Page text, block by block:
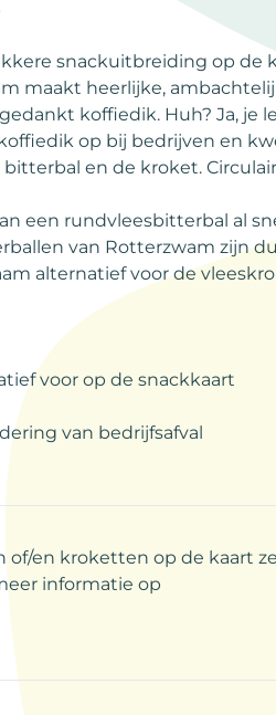
snackuitbreiding op de
maakt heerlijke,
koffiedik. Huh? Ja, je
op bij bedrijven en
en de kroket.
een rundvleesbitterbal al
van Rotterzwam zijn
alternatief voor de
voor op de snackkaart
van bedrijfsafval
of/en kroketten op de kaart
informatie op